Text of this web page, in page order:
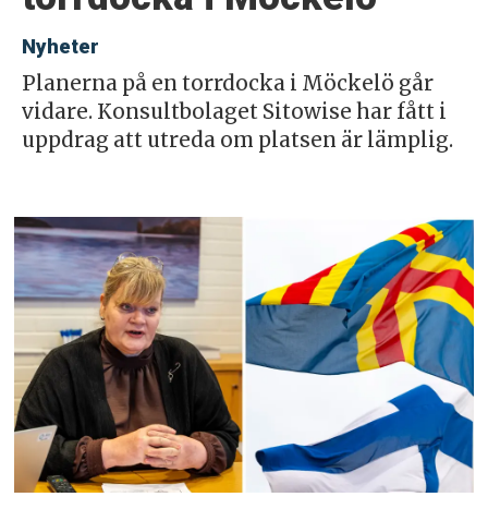
Nyheter
Planerna på en torrdocka i Möckelö går
vidare. Konsultbolaget Sitowise har fått i
uppdrag att utreda om platsen är lämplig.